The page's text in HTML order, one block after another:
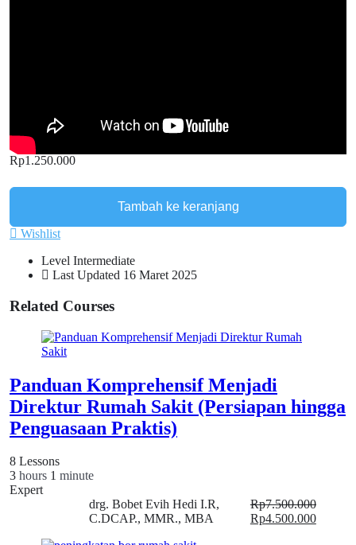
Rp1.250.000
Tambah ke keranjang
Wishlist
Level Intermediate
Last Updated 16 Maret 2025
Related Courses
Panduan Komprehensif Menjadi
Direktur Rumah Sakit (Persiapan hingga
Penguasaan Praktis)
8 Lessons
3 hours 1 minute
Expert
drg. Bobet Evih Hedi I.R,
C.DCAP., MMR., MBA
Rp7.500.000
Rp4.500.000